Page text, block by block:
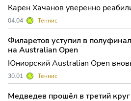
Карен Хачанов уверенно
неудачи в четвертьфинале,
над Григом Димитровым в
инновационного турнира
который проходит на
римском амфитеа
04.04 Теннис
Филаретов уступил в
на Australian Open
Юниорский Australian Open
непростым испытанием для
сразу несколько
борьбу на стадии полуфиналов
30.01 Теннис
Медведев прошёл в третий